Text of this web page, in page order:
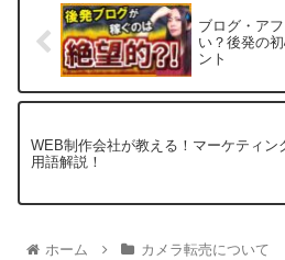
ブログ・ア
い？後発の
ント
WEB制作会社が教える！マーケティン
用語解説！
ホーム カメラ転売について